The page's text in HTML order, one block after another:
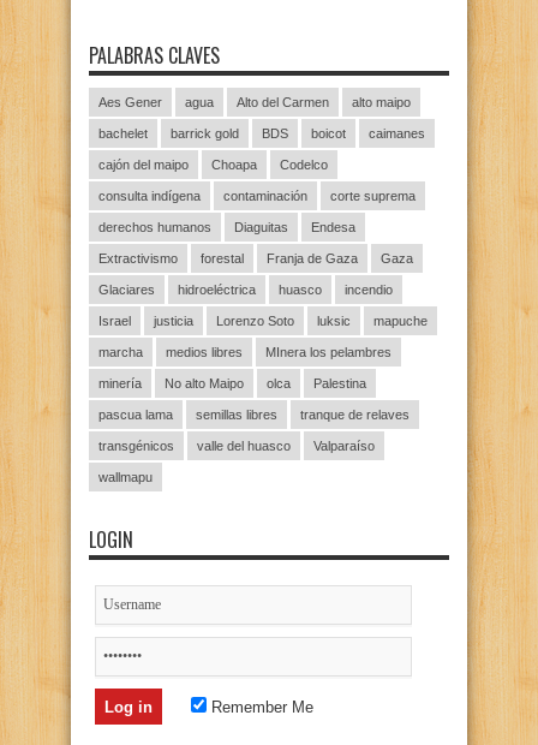
PALABRAS CLAVES
Aes Gener agua Alto del Carmen alto maipo
bachelet barrick gold BDS boicot caimanes
cajón del maipo Choapa Codelco
consulta indígena contaminación corte suprema
derechos humanos Diaguitas Endesa
Extractivismo forestal Franja de Gaza Gaza
Glaciares hidroeléctrica huasco incendio
Israel justicia Lorenzo Soto luksic mapuche
marcha medios libres MInera los pelambres
minería No alto Maipo olca Palestina
pascua lama semillas libres tranque de relaves
transgénicos valle del huasco Valparaíso
wallmapu
LOGIN
Remember Me